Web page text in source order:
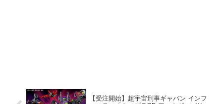
【受注開始】超宇宙刑事ギャバン インフ